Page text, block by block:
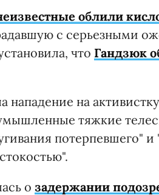
облили
с серьезными
что Гандзюк
на
тяжкие
потерпевшего"
о задержании